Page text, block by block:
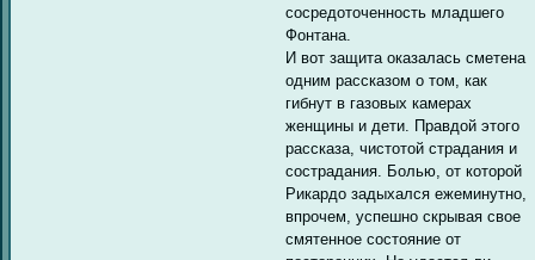
сосредоточенность младшего
Фонтана.
И вот защита оказалась сметена
одним рассказом о том, как
гибнут в газовых камерах
женщины и дети. Правдой этого
рассказа, чистотой страдания и
сострадания. Болью, от которой
Рикардо задыхался ежеминутно,
впрочем, успешно скрывая свое
смятенное состояние от